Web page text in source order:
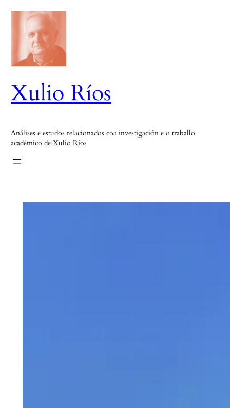
Saltar
contido
Xulio Ríos
Análises e estudos relacionados coa investigación e o traballo
académico de Xulio Ríos